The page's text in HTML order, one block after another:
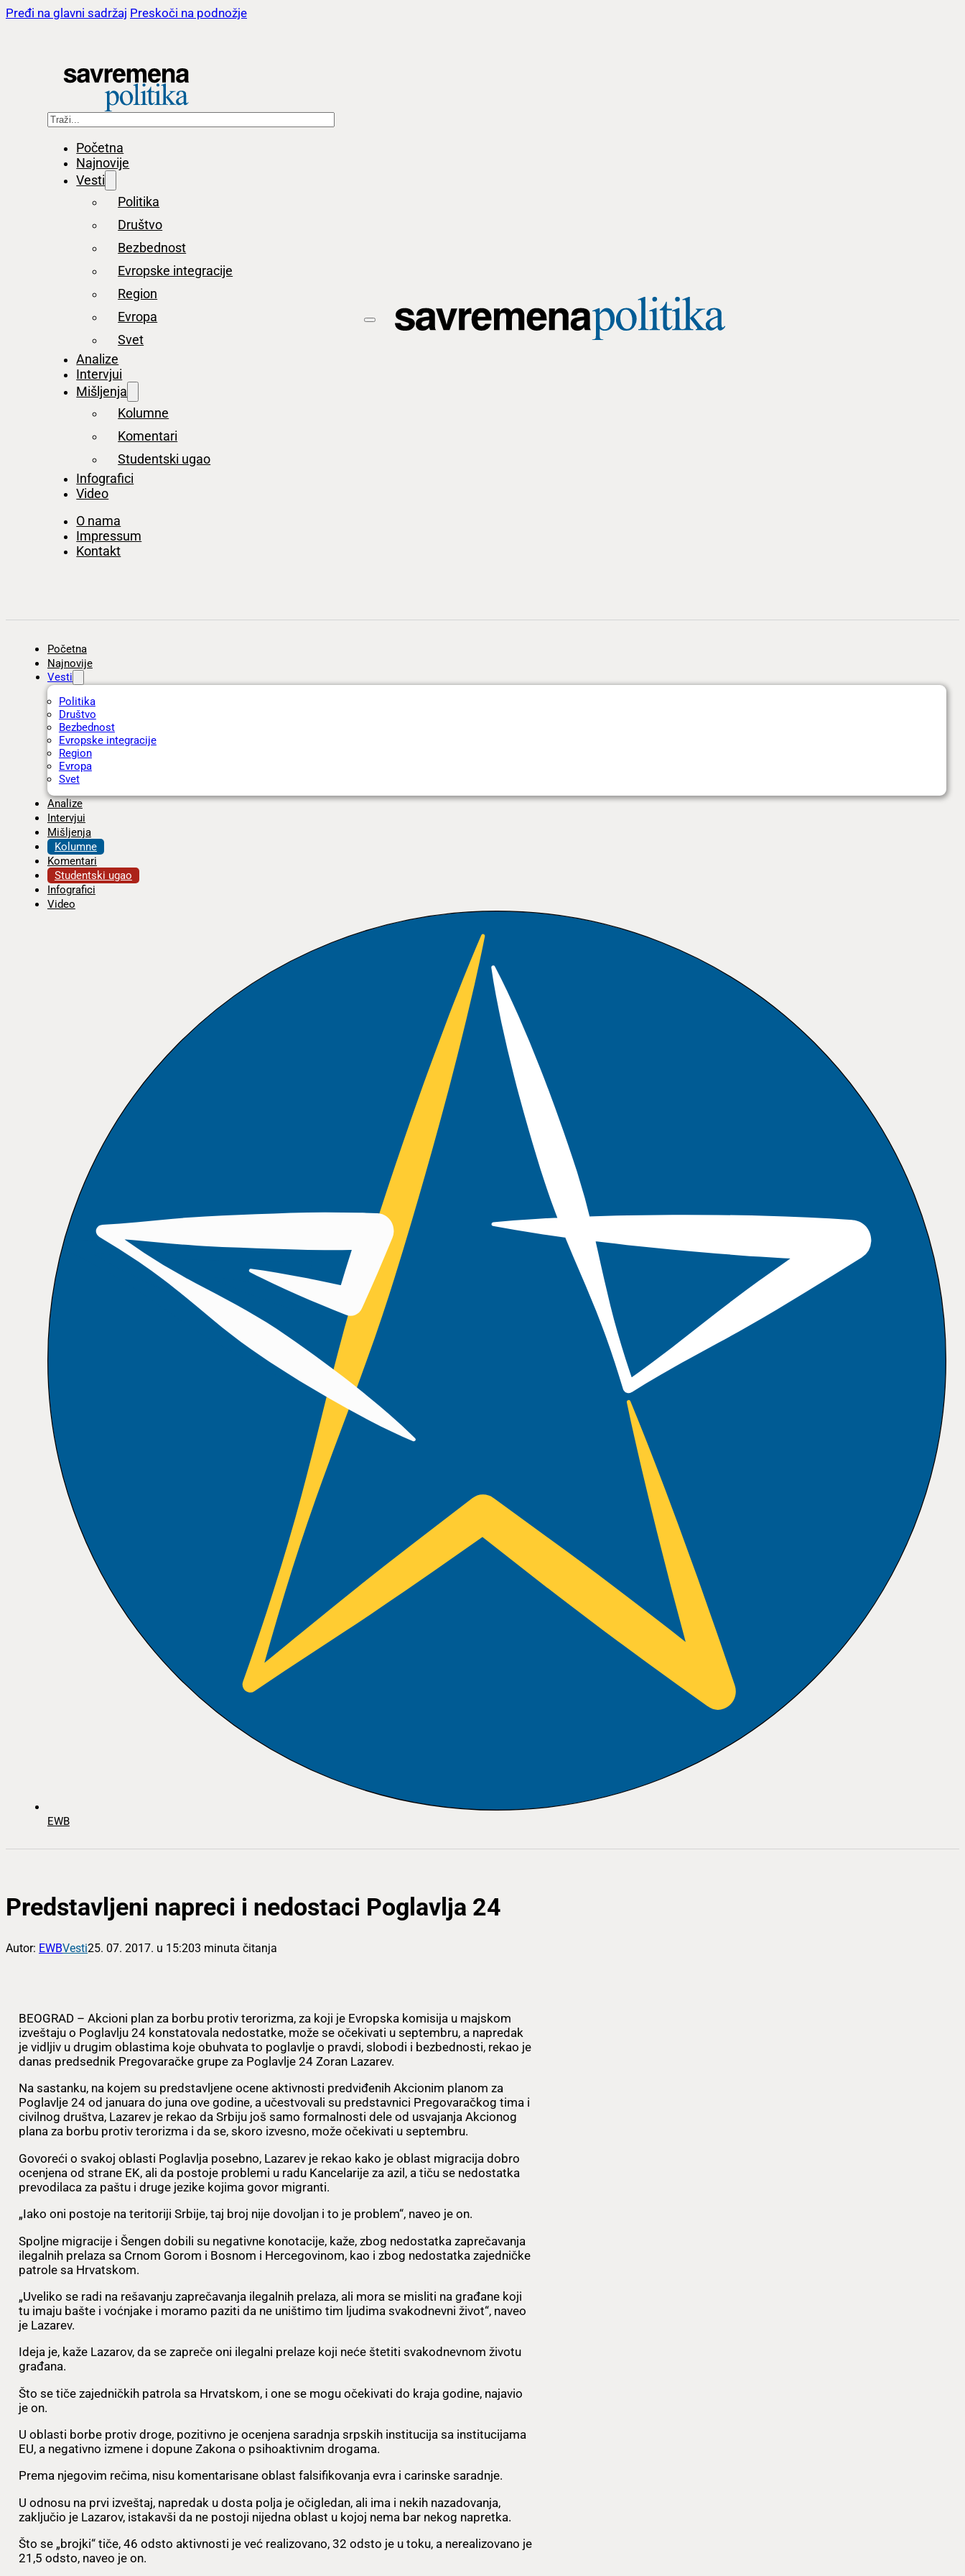
Pređi na glavni sadržaj Preskoči na podnožje
Pretraga
Početna
Najnovije
Vesti
Politika
Društvo
Bezbednost
Evropske integracije
Region
Evropa
Svet
Analize
Intervjui
Mišljenja
Kolumne
Komentari
Studentski ugao
Infografici
Video
O nama
Impressum
Kontakt
Početna
Najnovije
Vesti
Politika
Društvo
Bezbednost
Evropske integracije
Region
Evropa
Svet
Analize
Intervjui
Mišljenja
Kolumne
Komentari
Studentski ugao
Infografici
Video
EWB
Predstavljeni napreci i nedostaci Poglavlja 24
Autor: EWBVesti25. 07. 2017. u 15:203 minuta čitanja
BEOGRAD – Akcioni plan za borbu protiv terorizma, za koji je Evropska komisija u majskom
izveštaju o Poglavlju 24 konstatovala nedostatke, može se očekivati u septembru, a napredak
je vidljiv u drugim oblastima koje obuhvata to poglavlje o pravdi, slobodi i bezbednosti, rekao je
danas predsednik Pregovaračke grupe za Poglavlje 24 Zoran Lazarev.
Na sastanku, na kojem su predstavljene ocene aktivnosti predviđenih Akcionim planom za
Poglavlje 24 od januara do juna ove godine, a učestvovali su predstavnici Pregovaračkog tima i
civilnog društva, Lazarev je rekao da Srbiju još samo formalnosti dele od usvajanja Akcionog
plana za borbu protiv terorizma i da se, skoro izvesno, može očekivati u septembru.
Govoreći o svakoj oblasti Poglavlja posebno, Lazarev je rekao kako je oblast migracija dobro
ocenjena od strane EK, ali da postoje problemi u radu Kancelarije za azil, a tiču se nedostatka
prevodilaca za paštu i druge jezike kojima govor migranti.
„Iako oni postoje na teritoriji Srbije, taj broj nije dovoljan i to je problem“, naveo je on.
Spoljne migracije i Šengen dobili su negativne konotacije, kaže, zbog nedostatka zaprečavanja
ilegalnih prelaza sa Crnom Gorom i Bosnom i Hercegovinom, kao i zbog nedostatka zajedničke
patrole sa Hrvatskom.
„Uveliko se radi na rešavanju zaprečavanja ilegalnih prelaza, ali mora se misliti na građane koji
tu imaju bašte i voćnjake i moramo paziti da ne uništimo tim ljudima svakodnevni život“, naveo
je Lazarev.
Ideja je, kaže Lazarov, da se zapreče oni ilegalni prelaze koji neće štetiti svakodnevnom životu
građana.
Što se tiče zajedničkih patrola sa Hrvatskom, i one se mogu očekivati do kraja godine, najavio
je on.
U oblasti borbe protiv droge, pozitivno je ocenjena saradnja srpskih institucija sa institucijama
EU, a negativno izmene i dopune Zakona o psihoaktivnim drogama.
Prema njegovim rečima, nisu komentarisane oblast falsifikovanja evra i carinske saradnje.
U odnosu na prvi izveštaj, napredak u dosta polja je očigledan, ali ima i nekih nazadovanja,
zaključio je Lazarov, istakavši da ne postoji nijedna oblast u kojoj nema bar nekog napretka.
Što se „brojki“ tiče, 46 odsto aktivnosti je već realizovano, 32 odsto je u toku, a nerealizovano je
21,5 odsto, naveo je on.